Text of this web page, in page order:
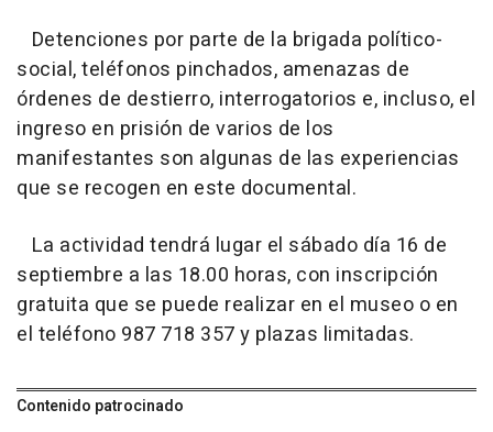
Detenciones por parte de la brigada político-
social, teléfonos pinchados, amenazas de
órdenes de destierro, interrogatorios e, incluso, el
ingreso en prisión de varios de los
manifestantes son algunas de las experiencias
que se recogen en este documental.
La actividad tendrá lugar el sábado día 16 de
septiembre a las 18.00 horas, con inscripción
gratuita que se puede realizar en el museo o en
el teléfono 987 718 357 y plazas limitadas.
Contenido patrocinado